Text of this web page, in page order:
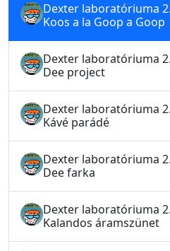
Dexter laboratóriuma
Koos a la Goop a Goop
Dexter laboratóriuma
Dee project
Dexter laboratóriuma
Kávé parádé
Dexter laboratóriuma
Dee farka
Dexter laboratóriuma
Kalandos áramszünet